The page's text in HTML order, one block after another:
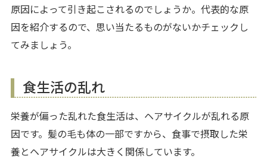
原因によって引き起こされるのでしょうか。代表的な原
因を紹介するので、思い当たるものがないかチェックし
てみましょう。
食生活の乱れ
栄養が偏った乱れた食生活は、ヘアサイクルが乱れる原
因です。髪の毛も体の一部ですから、食事で摂取した栄
養とヘアサイクルは大きく関係しています。